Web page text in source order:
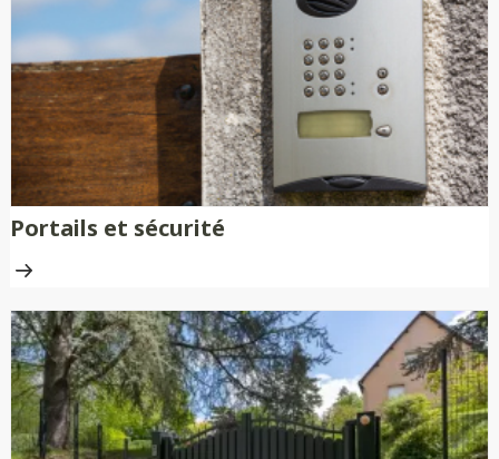
nécessitent aucune peinture ni
traitement anti-rouille.
Portails et sécurité